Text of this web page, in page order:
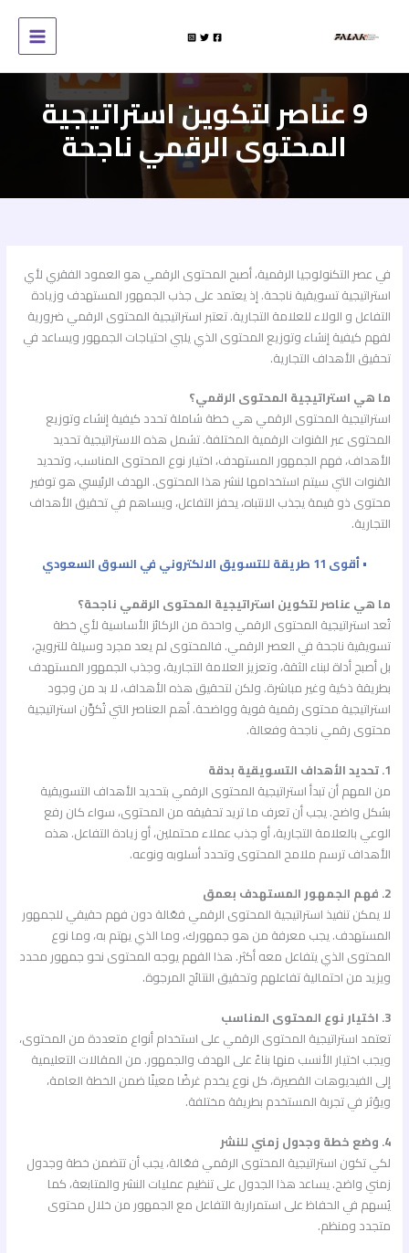
9 عناصر لتكوين استراتيجية
المحتوى الرقمي ناجحة
في عصر التكنولوجيا الرقمية، أصبح المحتوى الرقمي هو العمود الفقري لأي
استراتيجية تسويقية ناجحة. إذ يعتمد على جذب الجمهور المستهدف وزيادة
التفاعل و الولاء للعلامة التجارية. تعتبر استراتيجية المحتوى الرقمي ضرورية
لفهم كيفية إنشاء وتوزيع المحتوى الذي يلبي احتياجات الجمهور ويساعد في
تحقيق الأهداف التجارية.
ما هي استراتيجية المحتوى الرقمي؟
استراتيجية المحتوى الرقمي هي خطة شاملة تحدد كيفية إنشاء وتوزيع
المحتوى عبر القنوات الرقمية المختلفة. تشمل هذه الاستراتيجية تحديد
الأهداف، فهم الجمهور المستهدف، اختيار نوع المحتوى المناسب، وتحديد
القنوات التي سيتم استخدامها لنشر هذا المحتوى. الهدف الرئيسي هو توفير
محتوى ذو قيمة يجذب الانتباه، يحفز التفاعل، ويساهم في تحقيق الأهداف
التجارية.
• أقوى 11 طريقة للتسويق الالكتروني في السوق السعودي
ما هي عناصر لتكوين استراتيجية المحتوى الرقمي ناجحة؟
تُعد استراتيجية المحتوى الرقمي واحدة من الركائز الأساسية لأي خطة
تسويقية ناجحة في العصر الرقمي. فالمحتوى لم يعد مجرد وسيلة للترويج،
بل أصبح أداة لبناء الثقة، وتعزيز العلامة التجارية، وجذب الجمهور المستهدف
بطريقة ذكية وغير مباشرة. ولكن لتحقيق هذه الأهداف، لا بد من وجود
استراتيجية محتوى رقمية قوية وواضحة. أهم العناصر التي تُكوِّن استراتيجية
محتوى رقمي ناجحة وفعالة.
1. تحديد الأهداف التسويقية بدقة
من المهم أن تبدأ استراتيجية المحتوى الرقمي بتحديد الأهداف التسويقية
بشكل واضح. يجب أن تعرف ما تريد تحقيقه من المحتوى، سواء كان رفع
الوعي بالعلامة التجارية، أو جذب عملاء محتملين، أو زيادة التفاعل. هذه
الأهداف ترسم ملامح المحتوى وتحدد أسلوبه ونوعه.
2. فهم الجمهور المستهدف بعمق
لا يمكن تنفيذ استراتيجية المحتوى الرقمي فعّالة دون فهم حقيقي للجمهور
المستهدف. يجب معرفة من هو جمهورك، وما الذي يهتم به، وما نوع
المحتوى الذي يتفاعل معه أكثر. هذا الفهم يوجه المحتوى نحو جمهور محدد
ويزيد من احتمالية تفاعلهم وتحقيق النتائج المرجوة.
3. اختيار نوع المحتوى المناسب
تعتمد استراتيجية المحتوى الرقمي على استخدام أنواع متعددة من المحتوى،
ويجب اختيار الأنسب منها بناءً على الهدف والجمهور. من المقالات التعليمية
إلى الفيديوهات القصيرة، كل نوع يخدم غرضًا معينًا ضمن الخطة العامة،
ويؤثر في تجربة المستخدم بطريقة مختلفة.
4. وضع خطة وجدول زمني للنشر
لكي تكون استراتيجية المحتوى الرقمي فعّالة، يجب أن تتضمن خطة وجدول
زمني واضح. يساعد هذا الجدول على تنظيم عمليات النشر والمتابعة، كما
يُسهم في الحفاظ على استمرارية التفاعل مع الجمهور من خلال محتوى
متجدد ومنظم.